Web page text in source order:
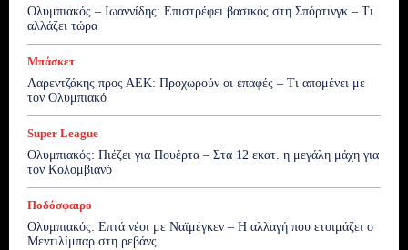
Ολυμπιακός – Ιωαννίδης: Επιστρέφει βασικός στη Σπόρτινγκ – Τι
αλλάζει τώρα
Μπάσκετ
Λαρεντζάκης προς ΑΕΚ: Προχωρούν οι επαφές – Τι απομένει με
τον Ολυμπιακό
Super League
Ολυμπιακός: Πιέζει για Πουέρτα – Στα 12 εκατ. η μεγάλη μάχη για
τον Κολομβιανό
Ποδόσφαιρο
Ολυμπιακός: Επτά νέοι με Ναϊμέγκεν – Η αλλαγή που ετοιμάζει ο
Μεντιλίμπαρ στη ρεβάνς